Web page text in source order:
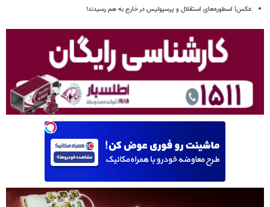
عکس| اسطوره‌های استقلال و پرسپولیس در خارج به هم رسیدند!